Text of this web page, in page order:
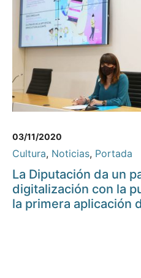
03/11/2020
Cultura, Noticias, Portada
La Diputación da un
digitalización con la
la primera aplicación